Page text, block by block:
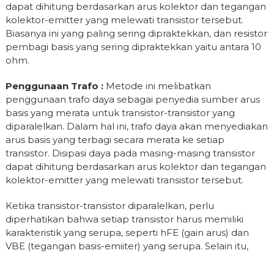
dapat dihitung berdasarkan arus kolektor dan tegangan
kolektor-emitter yang melewati transistor tersebut.
Biasanya ini yang paling sering dipraktekkan, dan resistor
pembagi basis yang sering dipraktekkan yaitu antara 10
ohm.
Penggunaan Trafo :Metode ini melibatkan
penggunaan trafo daya sebagai penyedia sumber arus
basis yang merata untuk transistor-transistor yang
diparalelkan. Dalam hal ini, trafo daya akan menyediakan
arus basis yang terbagi secara merata ke setiap
transistor. Disipasi daya pada masing-masing transistor
dapat dihitung berdasarkan arus kolektor dan tegangan
kolektor-emitter yang melewati transistor tersebut.
Ketika transistor-transistor diparalelkan, perlu
diperhatikan bahwa setiap transistor harus memiliki
karakteristik yang serupa, seperti hFE (gain arus) dan
VBE (tegangan basis-emiiter) yang serupa. Selain itu,